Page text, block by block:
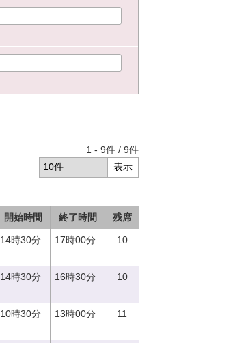
1 - 9件 / 9件
開始時間 終了時間 残席
14時30分 17時00分 10
14時30分 16時30分 10
10時30分 13時00分 11